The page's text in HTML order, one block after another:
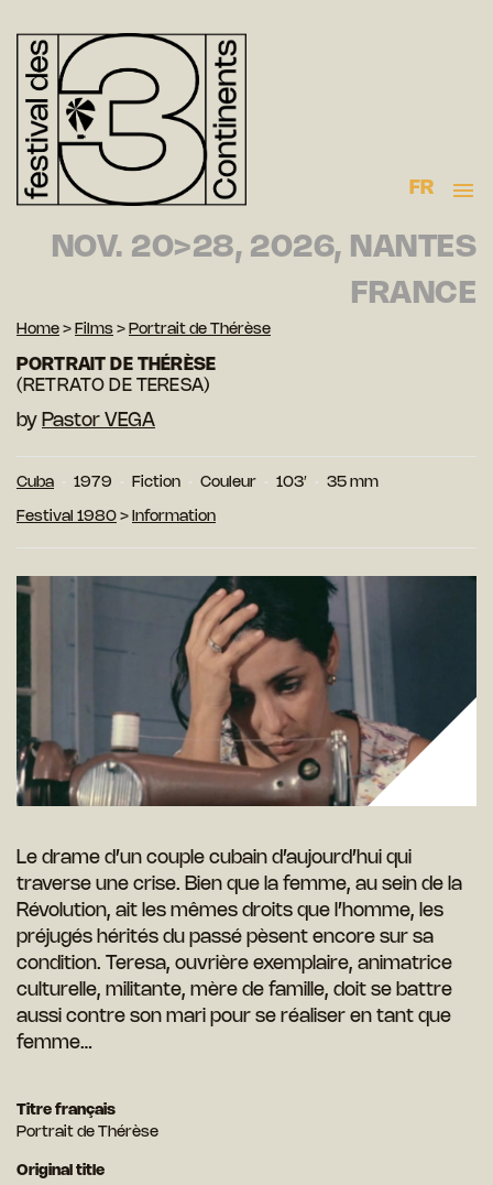
FR
NOV. 20>28, 2026, NANTES
FRANCE
Home > Films > Portrait de Thérèse
PORTRAIT DE THÉRÈSE
(RETRATO DE TERESA)
by Pastor VEGA
Cuba 1979 Fiction Couleur 103′ 35 mm
Festival 1980 > Information
Le drame d’un couple cubain d’aujourd’hui qui
traverse une crise. Bien que la femme, au sein de la
Révolution, ait les mêmes droits que l’homme, les
préjugés hérités du passé pèsent encore sur sa
condition. Teresa, ouvrière exemplaire, animatrice
culturelle, militante, mère de famille, doit se battre
aussi contre son mari pour se réaliser en tant que
femme…
Titre français
Portrait de Thérèse
Original title